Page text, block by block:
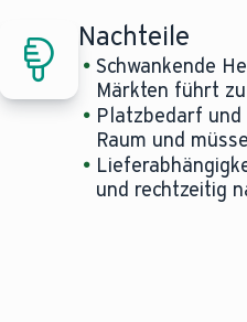
Nachteile
Schwankende
Märkten führt
Platzbedarf und
Raum und
und rechtzeitig